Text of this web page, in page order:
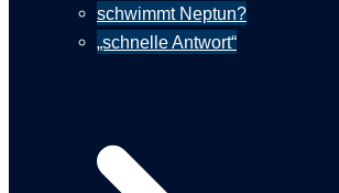
schwimmt Neptun?
„schnelle Antwort“